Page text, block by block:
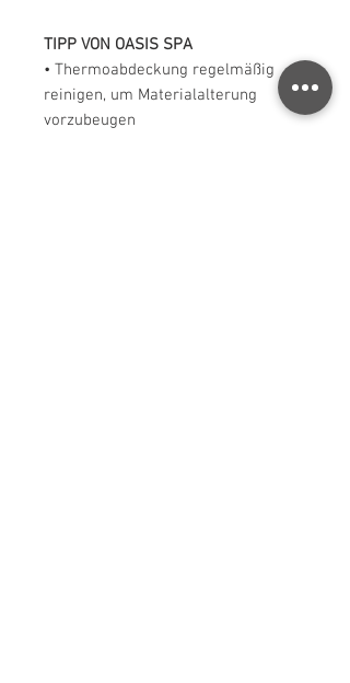
TIPP VON OASIS SPA
• Thermoabdeckung regelmäßig
reinigen, um Materialalterung
vorzubeugen